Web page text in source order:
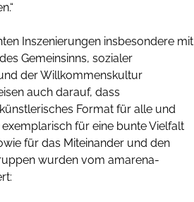
Inszenierungen insbesondere mit
Gemeinsinns, sozialer
der Willkommenskultur
auch darauf, dass
Format für alle und
für eine bunte Vielfalt
für das Miteinander und den
wurden vom amarena-